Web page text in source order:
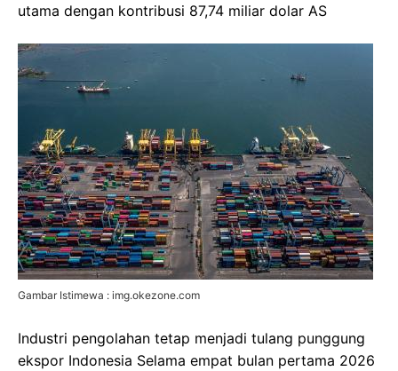
utama dengan kontribusi 87,74 miliar dolar AS
Gambar Istimewa : img.okezone.com
Industri pengolahan tetap menjadi tulang punggung
ekspor Indonesia Selama empat bulan pertama 2026